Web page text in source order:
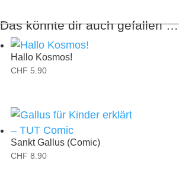
Das könnte dir auch gefallen …
Hallo Kosmos!
CHF 5.90
Sankt Gallus (Comic)
CHF 8.90